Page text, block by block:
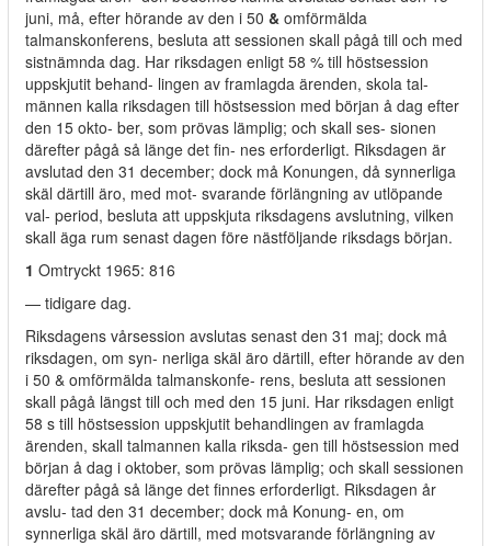
juni, må, efter hörande av den i 50 & omförmälda
talmanskonferens, besluta att sessionen skall pågå till och med
sistnämnda dag. Har riksdagen enligt 58 % till höstsession
uppskjutit behand- lingen av framlagda ärenden, skola tal-
männen kalla riksdagen till höstsession med början å dag efter
den 15 okto- ber, som prövas lämplig; och skall ses- sionen
därefter pågå så länge det fin- nes erforderligt. Riksdagen är
avslutad den 31 december; dock må Konungen, då synnerliga
skäl därtill äro, med mot- svarande förlängning av utlöpande
val- period, besluta att uppskjuta riksdagens avslutning, vilken
skall äga rum senast dagen före nästföljande riksdags början.
1 Omtryckt 1965: 816
— tidigare dag.
Riksdagens vårsession avslutas senast den 31 maj; dock må
riksdagen, om syn- nerliga skäl äro därtill, efter hörande av den
i 50 & omförmälda talmanskonfe- rens, besluta att sessionen
skall pågå längst till och med den 15 juni. Har riksdagen enligt
58 s till höstsession uppskjutit behandlingen av framlagda
ärenden, skall talmannen kalla riksda- gen till höstsession med
början å dag i oktober, som prövas lämplig; och skall sessionen
därefter pågå så länge det finnes erforderligt. Riksdagen år
avslu- tad den 31 december; dock må Konung- en, om
synnerliga skäl äro därtill, med motsvarande förlängning av